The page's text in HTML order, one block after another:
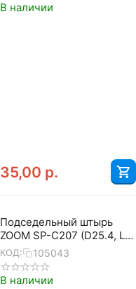
В наличии
35,00 р.
Подседельный штырь
ZOOM SP-C207 (D25.4, L-
400, чёрный матовый)
КОД: 105043
В наличии